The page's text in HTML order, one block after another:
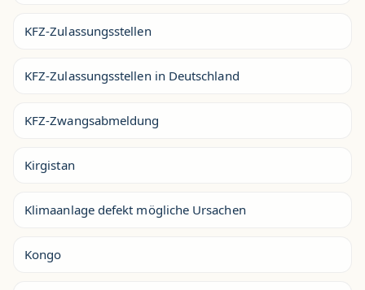
KFZ-Zulassungsstellen
KFZ-Zulassungsstellen in Deutschland
KFZ-Zwangsabmeldung
Kirgistan
Klimaanlage defekt mögliche Ursachen
Kongo